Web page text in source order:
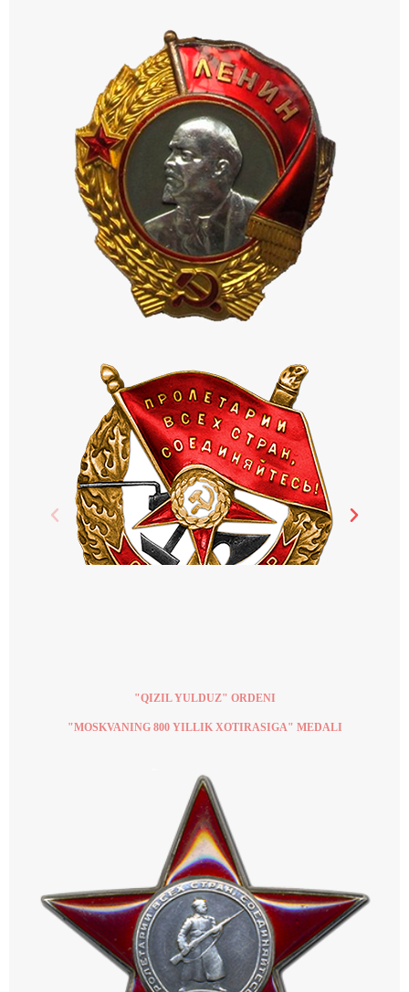
"QIZIL YULDUZ" ORDENI
"MOSKVANING 800 YILLIK XOTIRASIGA" MEDALI